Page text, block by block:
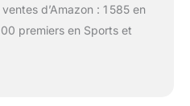
d’Amazon : 1 585 en
premiers en Sports et